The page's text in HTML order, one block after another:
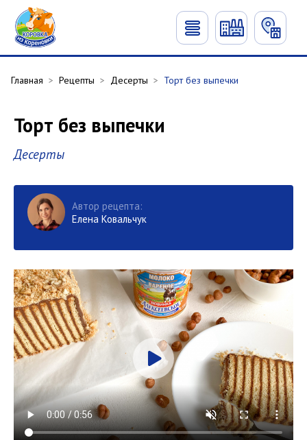
Главная > Рецепты > Десерты > Торт без выпечки
Торт без выпечки
Десерты
Автор рецепта:
Елена Ковальчук